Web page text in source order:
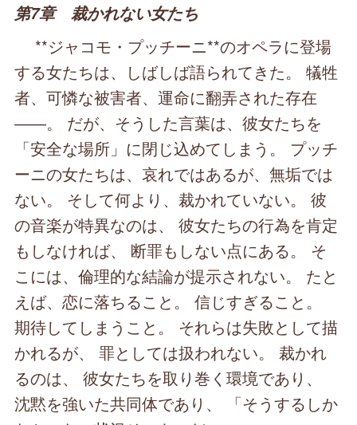
第7章 裁かれない女たち
**ジャコモ・プッチーニ**のオペラに登場
する女たちは、しばしば語られてきた。 犠牲
者、可憐な被害者、運命に翻弄された存在
――。 だが、そうした言葉は、彼女たちを
「安全な場所」に閉じ込めてしまう。 プッチ
ーニの女たちは、哀れではあるが、無垢では
ない。 そして何より、裁かれていない。 彼
の音楽が特異なのは、 彼女たちの行為を肯定
もしなければ、 断罪もしない点にある。 そ
こには、倫理的な結論が提示されない。 たと
えば、恋に落ちること。 信じすぎること。
期待してしまうこと。 それらは失敗として描
かれるが、 罪としては扱われない。 裁かれ
るのは、 彼女たちを取り巻く環境であり、
沈黙を強いた共同体であり、 「そうするしか